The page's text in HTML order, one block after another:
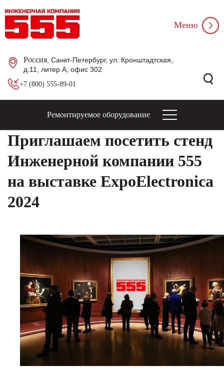
Россия , Санкт-Петербург, ул. Кронштадтская,
д.11, литер А, офис 302
+7 (800) 555-89-01
Меню
Ремонтируемое оборудование
Приглашаем посетить стенд
Инженерной компании 555
на выставке ExpoElectronica
2024